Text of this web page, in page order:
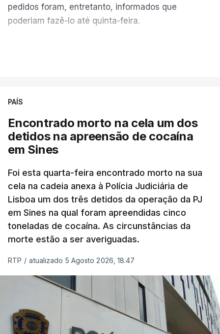
pedidos foram, entretanto, informados que
poderiam fazê-lo até quinta-feira.
No domingo, estavam concluídos cerca de 50 por
cento dos mais de 20 mil pedidos de reapreciação,
mas Cristina Mota, porta-voz da Missão Escola
Pública, tem dúvidas de que o processo esteja
"Durante o fim de semana e nos últimos dias,
apercebamo-nos que ainda estão a ser
convocados professores para reapreciações"
disse a professora à agência Lusa."Será
praticamente impossível termos a totalidade
Segundo os docentes, o processo de reapreciação
está a enfrentar vários constrangimentos. Há
casos em que faltam os modelos preenchidos
pelos alunos com a alegação justificativa para o
PAÍS
Encontrado morto na cela um dos
detidos na apreensão de cocaína
em Sines
Foi esta quarta-feira encontrado morto na sua
cela na cadeia anexa à Polícia Judiciária de
Lisboa um dos três detidos da operação da PJ
em Sines na qual foram apreendidas cinco
toneladas de cocaína. As circunstâncias da
morte estão a ser averiguadas.
RTP / atualizado 5 Agosto 2026, 18:47